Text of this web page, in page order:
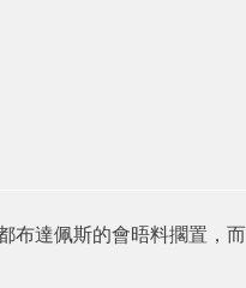
布達佩斯的會晤料擱置，而